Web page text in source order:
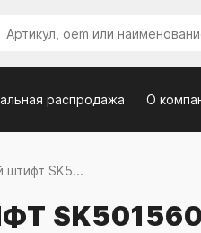
распродажа О
штифт SK5...